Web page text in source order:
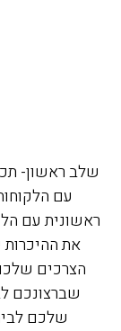
שלב ראשון-
עם
ראשונית עם
את
הצרכים
שברצונכם
שלכם